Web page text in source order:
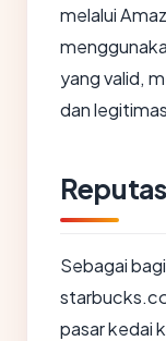
melalui
yang valid,
dan
Sebagai
pasar kedai